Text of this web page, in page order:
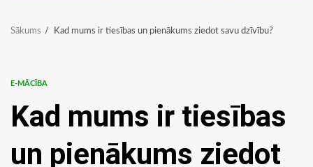
Sākums Kad mums ir tiesības un pienākums ziedot savu dzīvību?
E-MĀCĪBA
Kad mums ir tiesības
un pienākums ziedot